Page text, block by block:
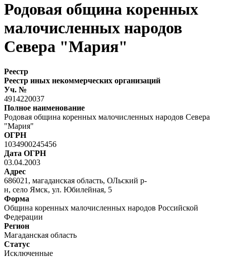
Родовая община коренных
малочисленных народов
Севера "Мария"
Реестр
Реестр иных некоммерческих организаций
Уч. №
4914220037
Полное наименование
Родовая община коренных малочисленных народов Севера
"Мария"
ОГРН
1034900245456
Дата ОГРН
03.04.2003
Адрес
686021, магаданская область, ОЛьский р-
н, село Ямск, ул. Юбилейная, 5
Форма
Община коренных малочисленных народов Российской
Федерации
Регион
Магаданская область
Статус
Исключенные